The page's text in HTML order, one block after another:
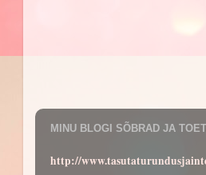
MINU BLOGI SÕBRAD JA
http://